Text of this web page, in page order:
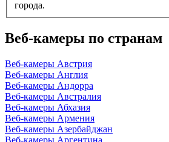
города.
Веб-камеры по странам
Веб-камеры Австрия
Веб-камеры Англия
Веб-камеры Андорра
Веб-камеры Австралия
Веб-камеры Абхазия
Веб-камеры Армения
Веб-камеры Азербайджан